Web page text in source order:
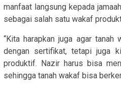
manfaat langsung kepada
sebagai salah satu wakaf
“Kita harapkan juga agar tanah
dengan sertifikat, tetapi juga
produktif. Nazir harus bisa
sehingga tanah wakaf bisa